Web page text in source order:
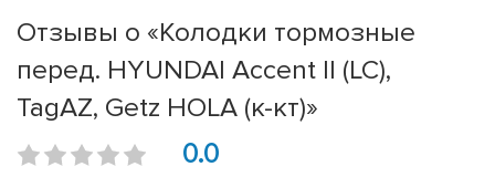
Отзывы о «Колодки тормозные
перед. HYUNDAI Accent II (LC),
TagAZ, Getz HOLA (к-кт)»
0.0